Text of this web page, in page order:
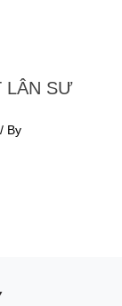
LÂN SƯ
By